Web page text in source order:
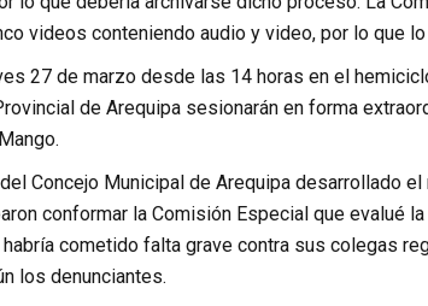
videos conteniendo audio y video, por lo que
27 de marzo desde las 14 horas en el
de Arequipa sesionarán en forma
Concejo Municipal de Arequipa desarrollado
conformar la Comisión Especial que evalué
cometido falta grave contra sus colegas
los denunciantes.